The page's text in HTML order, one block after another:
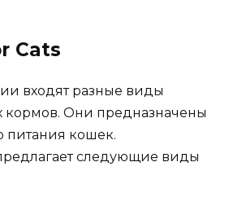
Cats
входят разные виды
кормов. Они предназначены
питания кошек.
следующие виды